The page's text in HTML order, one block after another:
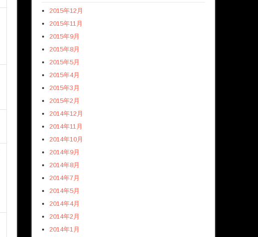
2015年12月
2015年11月
2015年9月
2015年8月
2015年5月
2015年4月
2015年3月
2015年2月
2014年12月
2014年11月
2014年10月
2014年9月
2014年8月
2014年7月
2014年5月
2014年4月
2014年2月
2014年1月